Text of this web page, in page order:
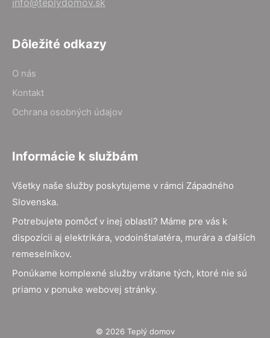
Dôležité odkazy
O nás
Kontakt
Ochrana osobných údajov
Informácie k službám
Všetky naše služby poskytujeme v rámci Západného
Slovenska.
Potrebujete pomôcť v inej oblasti? Máme pre vás k
dispozícii aj elektrikára, vodoinštalatéra, murára a ďalších
remeselníkov.
Ponúkame komplexné služby vrátane tých, ktoré nie sú
priamo v ponuke webovej stránky.
© 2026 Teplý domov